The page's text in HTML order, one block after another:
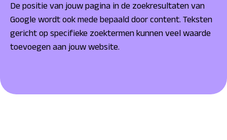
De positie van jouw pagina in de zoekresultaten van
Google wordt ook mede bepaald door content. Teksten
gericht op specifieke zoektermen kunnen veel waarde
toevoegen aan jouw website.